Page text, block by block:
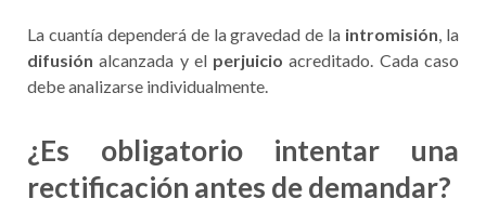
La cuantía dependerá de la gravedad de la intromisión , la
difusión alcanzada y el perjuicio acreditado. Cada caso
debe analizarse individualmente.
¿Es obligatorio intentar una
rectificación antes de demandar?